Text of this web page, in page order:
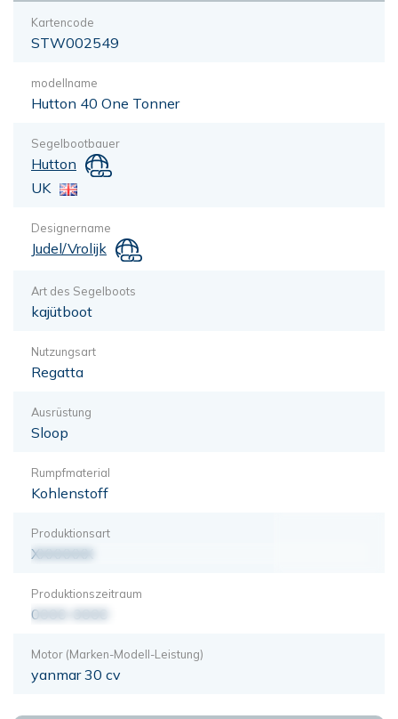
Kartencode
STW002549
modellname
Hutton 40 One Tonner
Segelbootbauer
Hutton
UK
Designername
Judel/Vrolijk
Art des Segelboots
kajütboot
Nutzungsart
Regatta
Ausrüstung
Sloop
Rumpfmaterial
Kohlenstoff
Produktionsart
XXXXXXX
Produktionszeitraum
0000-0000
Motor (Marken-Modell-Leistung)
yanmar 30 cv